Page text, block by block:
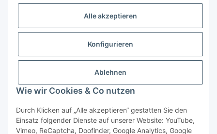
Alle akzeptieren
Konfigurieren
Ablehnen
Wie wir Cookies & Co nutzen
Durch Klicken auf „Alle akzeptieren“ gestatten Sie den
Einsatz folgender Dienste auf unserer Website: YouTube,
Vimeo, ReCaptcha, Doofinder, Google Analytics, Google
Gesetzliche Informationen